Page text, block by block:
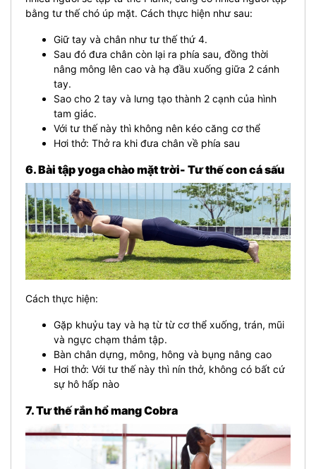
bằng tư thế chó úp mặt. Cách thực hiện như sau:
Giữ tay và chân như tư thế thứ 4.
Sau đó đưa chân còn lại ra phía sau, đồng thời
nâng mông lên cao và hạ đầu xuống giữa 2 cánh
tay.
Sao cho 2 tay và lưng tạo thành 2 cạnh của hình
tam giác.
Với tư thế này thì không nên kéo căng cơ thể
Hơi thở: Thở ra khi đưa chân về phía sau
6. Bài tập yoga chào mặt trời- Tư thế con cá sấu
Cách thực hiện:
Gặp khuỷu tay và hạ từ từ cơ thể xuống, trán, mũi
và ngực chạm thảm tập.
Bàn chân dựng, mông, hông và bụng nâng cao
Hơi thở: Với tư thế này thì nín thở, không có bất cứ
sự hô hấp nào
7. Tư thế rắn hổ mang Cobra